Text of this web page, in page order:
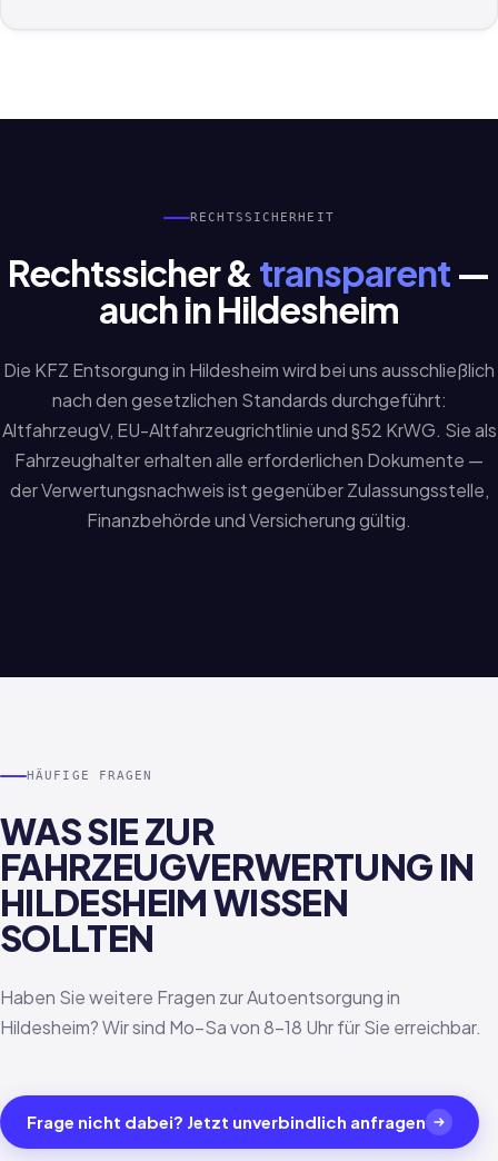
RECHTSSICHERHEIT
Rechtssicher & transparent—
auch in Hildesheim
Die KFZ Entsorgung in Hildesheim wird bei uns ausschließlich
nach den gesetzlichen Standards durchgeführt:
AltfahrzeugV, EU-Altfahrzeugrichtlinie und §52 KrWG. Sie als
Fahrzeughalter erhalten alle erforderlichen Dokumente —
der Verwertungsnachweis ist gegenüber Zulassungsstelle,
Finanzbehörde und Versicherung gültig.
HÄUFIGE FRAGEN
WAS SIE ZUR
FAHRZEUGVERWERTUNG IN
HILDESHEIM WISSEN
SOLLTEN
Haben Sie weitere Fragen zur Autoentsorgung in
Hildesheim? Wir sind Mo–Sa von 8–18 Uhr für Sie erreichbar.
Frage nicht dabei? Jetzt unverbindlich anfragen